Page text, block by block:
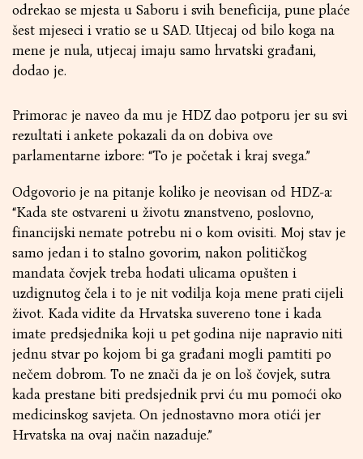
odrekao se mjesta u Saboru i svih beneficija, pune plaće
šest mjeseci i vratio se u SAD. Utjecaj od bilo koga na
mene je nula, utjecaj imaju samo hrvatski građani,
dodao je.
Primorac je naveo da mu je HDZ dao potporu jer su svi
rezultati i ankete pokazali da on dobiva ove
parlamentarne izbore: “To je početak i kraj svega.”
Odgovorio je na pitanje koliko je neovisan od HDZ-a:
“Kada ste ostvareni u životu znanstveno, poslovno,
financijski nemate potrebu ni o kom ovisiti. Moj stav je
samo jedan i to stalno govorim, nakon političkog
mandata čovjek treba hodati ulicama opušten i
uzdignutog čela i to je nit vodilja koja mene prati cijeli
život. Kada vidite da Hrvatska suvereno tone i kada
imate predsjednika koji u pet godina nije napravio niti
jednu stvar po kojom bi ga građani mogli pamtiti po
nečem dobrom. To ne znači da je on loš čovjek, sutra
kada prestane biti predsjednik prvi ću mu pomoći oko
medicinskog savjeta. On jednostavno mora otići jer
Hrvatska na ovaj način nazaduje.”